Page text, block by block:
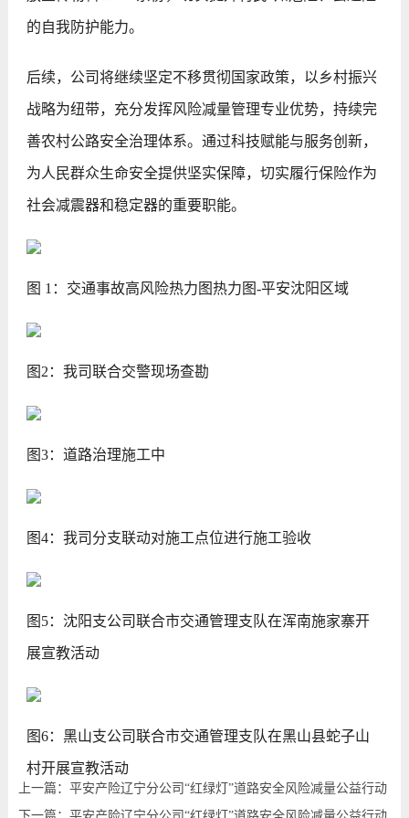
的自我防护能力。
后续，公司将继续坚定不移贯彻国家政策，以乡村振兴
战略为纽带，充分发挥风险减量管理专业优势，持续完
善农村公路安全治理体系。通过科技赋能与服务创新，
为人民群众生命安全提供坚实保障，切实履行保险作为
社会减震器和稳定器的重要职能。
图 1：交通事故高风险热力图热力图-平安沈阳区域
图2：我司联合交警现场查勘
图3：道路治理施工中
图4：我司分支联动对施工点位进行施工验收
图5：沈阳支公司联合市交通管理支队在浑南施家寨开
展宣教活动
图6：黑山支公司联合市交通管理支队在黑山县蛇子山
村开展宣教活动
上一篇：平安产险辽宁分公司“红绿灯”道路安全风险减量公益行动